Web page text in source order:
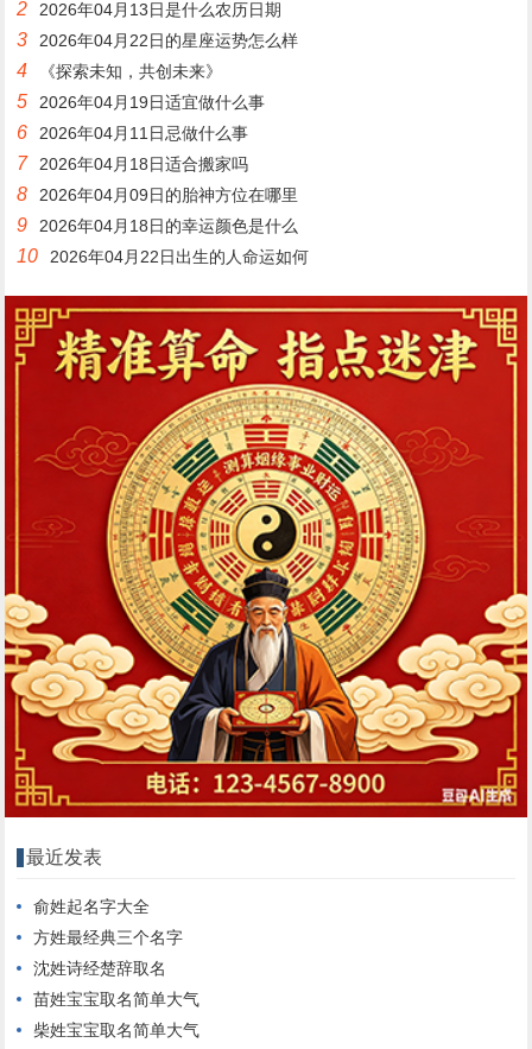
2 2026年04月13日是什么农历日期
3 2026年04月22日的星座运势怎么样
4 《探索未知，共创未来》
5 2026年04月19日适宜做什么事
6 2026年04月11日忌做什么事
7 2026年04月18日适合搬家吗
8 2026年04月09日的胎神方位在哪里
9 2026年04月18日的幸运颜色是什么
10 2026年04月22日出生的人命运如何
最近发表
俞姓起名字大全
方姓最经典三个名字
沈姓诗经楚辞取名
苗姓宝宝取名简单大气
柴姓宝宝取名简单大气